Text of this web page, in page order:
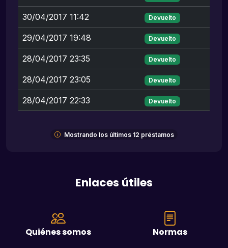
30/04/2017 11:42 Devuelto
29/04/2017 19:48 Devuelto
28/04/2017 23:35 Devuelto
28/04/2017 23:05 Devuelto
28/04/2017 22:33 Devuelto
Mostrando los últimos 12 préstamos
Enlaces útiles
Quiénes somos Normas